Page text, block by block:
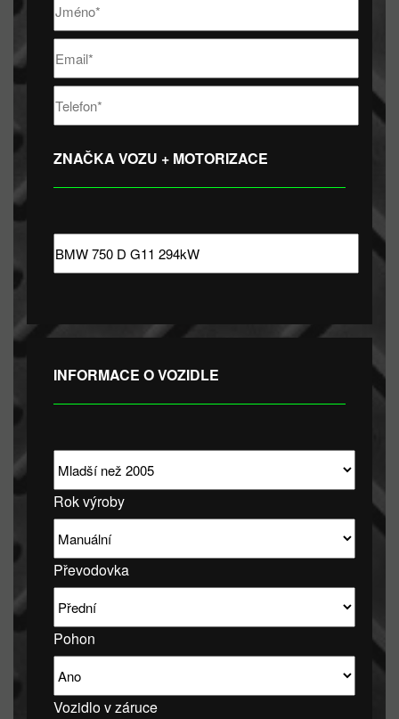
ZNAČKA VOZU + MOTORIZACE
INFORMACE O VOZIDLE
Rok výroby
Převodovka
Pohon
Vozidlo v záruce